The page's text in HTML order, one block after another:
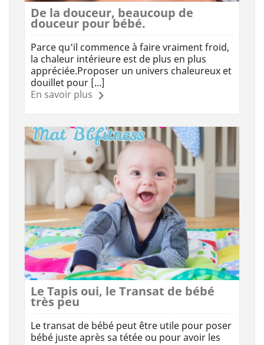
De la douceur, beaucoup de
douceur pour bébé.
Parce qu'il commence à faire vraiment froid,
la chaleur intérieure est de plus en plus
appréciée.Proposer un univers chaleureux et
douillet pour [...]
En savoir plus
Le Tapis oui, le Transat de bébé
très peu
Le transat de bébé peut être utile pour poser
bébé juste après sa tétée ou pour avoir les